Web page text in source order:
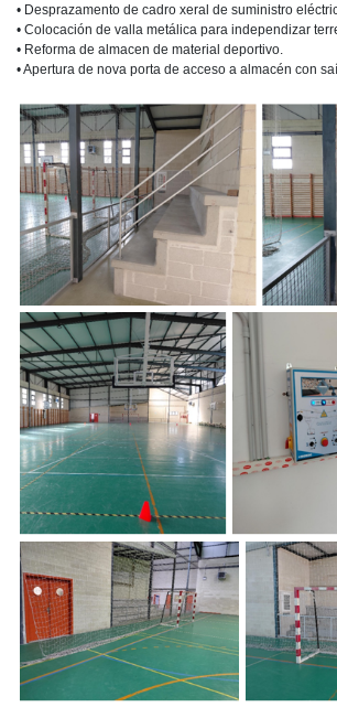
• Desprazamento de cadro xeral de suministro
• Colocación de valla metálica para independizar
• Reforma de almacen de material deportivo.
• Apertura de nova porta de acceso a almacén con